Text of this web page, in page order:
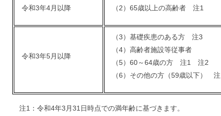
令和3年4月以降 （2）65歳以上の高齢者 注1
令和3年5月以降
（3）基礎疾患のある方 注3
（4）高齢者施設等従事者
（5）60～64歳の方 注1 注2
（6）その他の方（59歳以下）
注1：令和4年3月31日時点での満年齢に基づきます。